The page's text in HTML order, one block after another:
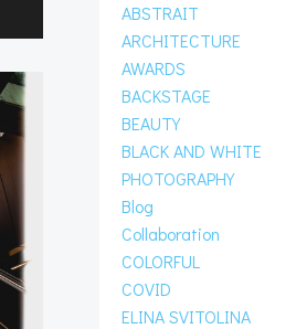
ABSTRAIT
ARCHITECTURE
AWARDS
BACKSTAGE
BEAUTY
BLACK AND WHITE
PHOTOGRAPHY
Blog
Collaboration
COLORFUL
COVID
ELINA SVITOLINA